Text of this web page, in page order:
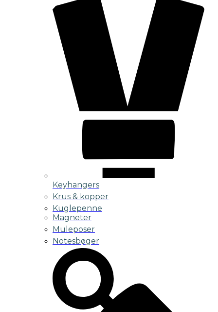
Keyhangers
Krus & kopper
Kuglepenne
Magneter
Muleposer
Notesbøger